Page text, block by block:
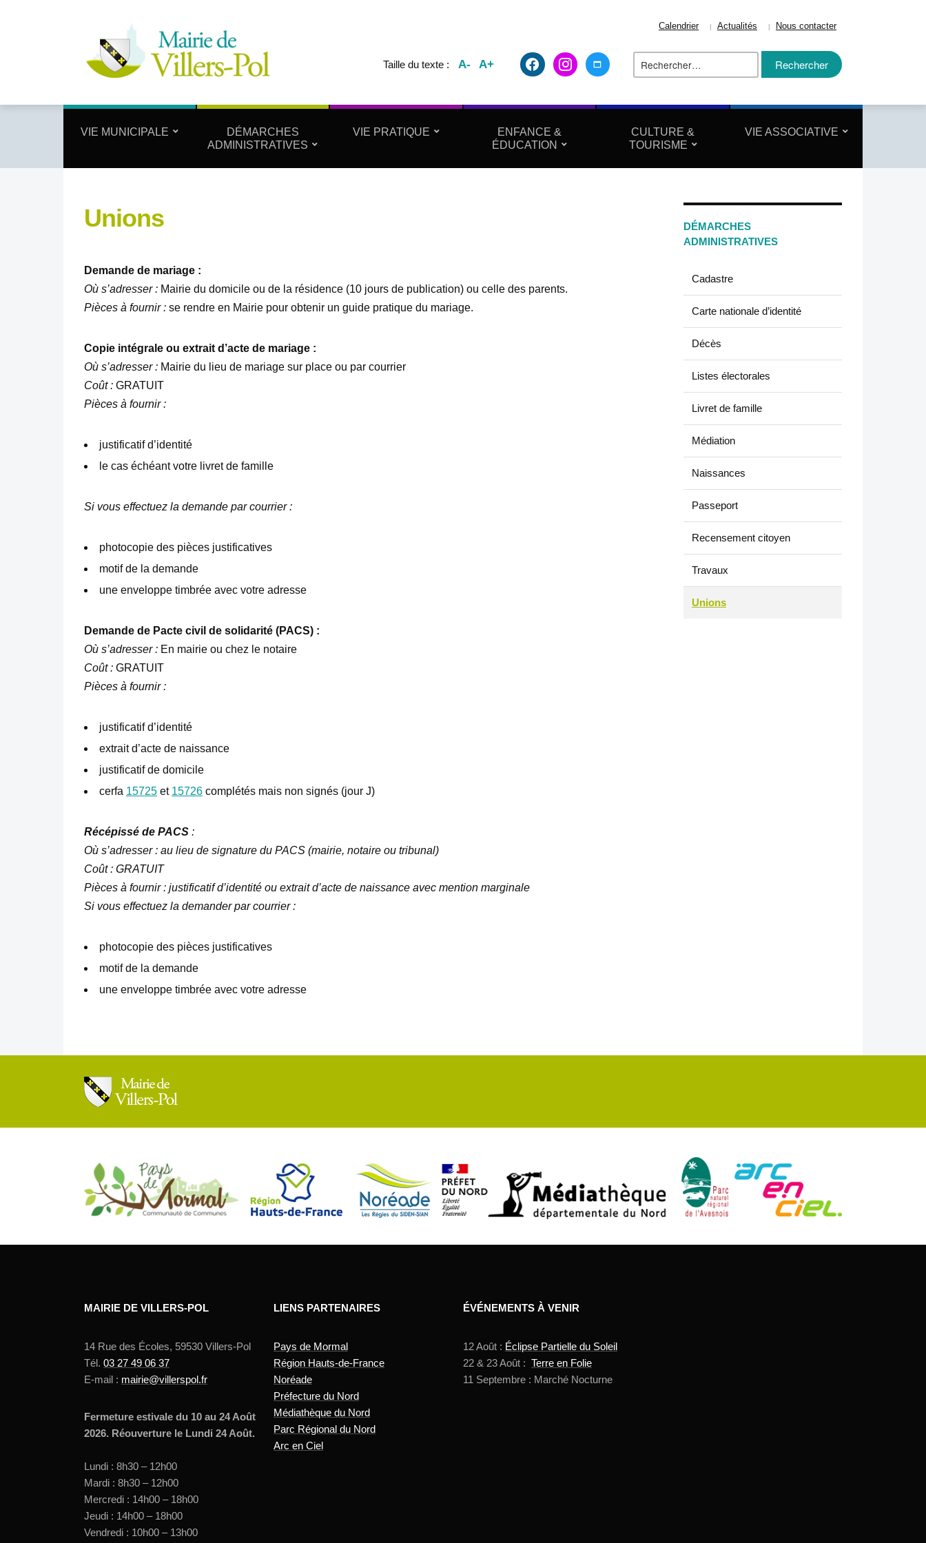
Calendrier Actualités Nous contacter
Taille du texte : A- A+ facebook2instagrammaximize Rechercher :
VIE MUNICIPALE
DÉMARCHES
ADMINISTRATIVES
VIE PRATIQUE
ENFANCE &
ÉDUCATION
CULTURE &
TOURISME
VIE ASSOCIATIVE
Unions
Demande de mariage :
Où s’adresser : Mairie du domicile ou de la résidence (10 jours de publication) ou celle des parents.
Pièces à fournir : se rendre en Mairie pour obtenir un guide pratique du mariage.
Copie intégrale ou extrait d’acte de mariage :
Où s’adresser : Mairie du lieu de mariage sur place ou par courrier
Coût : GRATUIT
Pièces à fournir :
justificatif d’identité
le cas échéant votre livret de famille
Si vous effectuez la demande par courrier :
photocopie des pièces justificatives
motif de la demande
une enveloppe timbrée avec votre adresse
Demande de Pacte civil de solidarité (PACS) :
Où s’adresser : En mairie ou chez le notaire
Coût : GRATUIT
Pièces à fournir :
justificatif d’identité
extrait d’acte de naissance
justificatif de domicile
cerfa 15725 et 15726 complétés mais non signés (jour J)
Récépissé de PACS :
Où s’adresser : au lieu de signature du PACS (mairie, notaire ou tribunal)
Coût : GRATUIT
Pièces à fournir : justificatif d’identité ou extrait d’acte de naissance avec mention marginale
Si vous effectuez la demander par courrier :
photocopie des pièces justificatives
motif de la demande
une enveloppe timbrée avec votre adresse
DÉMARCHES
ADMINISTRATIVES
Cadastre
Carte nationale d’identité
Décès
Listes électorales
Livret de famille
Médiation
Naissances
Passeport
Recensement citoyen
Travaux
Unions
MAIRIE DE VILLERS-POL
14 Rue des Écoles, 59530 Villers-Pol
Tél. 03 27 49 06 37
E-mail : mairie@villerspol.fr
Fermeture estivale du 10 au 24 Août
2026. Réouverture le Lundi 24 Août.
Lundi : 8h30 – 12h00
Mardi : 8h30 – 12h00
Mercredi : 14h00 – 18h00
Jeudi : 14h00 – 18h00
Vendredi : 10h00 – 13h00
LIENS PARTENAIRES
Pays de Mormal
Région Hauts-de-France
Noréade
Préfecture du Nord
Médiathèque du Nord
Parc Régional du Nord
Arc en Ciel
ÉVÉNEMENTS À VENIR
12 Août : Éclipse Partielle du Soleil
22 & 23 Août : Terre en Folie
11 Septembre : Marché Nocturne